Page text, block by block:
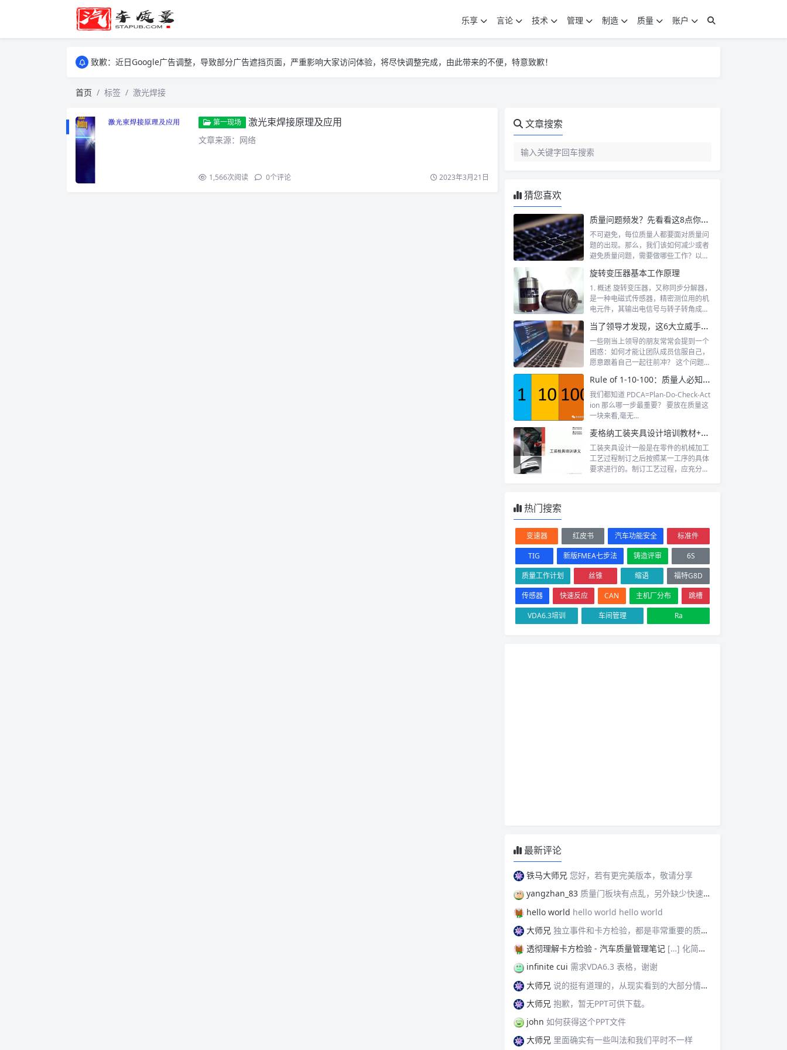
乐享 言论 技术 管理 制造 质量
账户
致歉：近日Google广告调整，导致部分广告遮挡页面，严重影响大家访问体验，将尽快调整完成，由此带来的不便，特意致歉！
致歉：近日Google广告调整，导致部分广告遮挡页面，严重影响大家访问体验，将尽快调整完成，由此带来的不便，特意致歉！
首页 标签 激光焊接
第一现场 激光束焊接原理及应用
文章来源：网络
1,566次阅读 0个评论 2023年3月21日
文章搜索
猜您喜欢
质量问题频发？先看看这8点你做到没
不可避免，每位质量人都要面对质量问
题的出现。那么，我们该如何减少或者
避免质量问题，需要做哪些工作？以下
旋转变压器基本工作原理
1. 概述 旋转变压器，又称同步分解器，
是一种电磁式传感器，精密测位用的机
电元件，其输出电信号与转子转角成某
当了领导才发现，这6大立威手段必须用
一些刚当上领导的朋友常常会提到一个
困惑：如何才能让团队成员信服自己，
愿意跟着自己一起往前冲？ 这个问题，
Rule of 1-10-100：质量人必知之法则
我们都知道 PDCA=Plan-Do-Check-Act
ion 那么哪一步最重要？ 要放在质量这
一块来看,毫无...
麦格纳工装夹具设计培训教材+要点总结
工装夹具设计一般是在零件的机械加工
工艺过程制订之后按照某一工序的具体
要求进行的。制订工艺过程，应充分考
热门搜索
变速器 红皮书 汽车功能安全
标准件
TIG
新版FMEA七步法 铸造评审
6S
质量工作计划
丝锥 缩语
福特G8D
传感器
快速反应 CAN 主机厂分布
跳槽
VDA6.3培训
车间管理 Ra
最新评论
铁马大师兄 您好，若有更完美版本，敬请分享
yangzhan_83 质量门板块有点乱，另外缺少快速反应板块。
hello world hello world hello world
大师兄 独立事件和卡方检验，都是非常重要的质量管理概念，挺难理解的。
透彻理解卡方检验 - 汽车质量管理笔记 […] 化简后的式子是我们在卡方检验中需要用到的式子，所以请大家牢记！对于上述式子有疑惑的读者可以学习基础的概率论，也可以参考我之前写的一篇关于独立的文章（《【直观数学】如何理解两事件间的独立关系》）。如果没有问题的话，我们可以进入到卡方检验原理与步骤的主体介绍部分！ […]
infinite cui 需求VDA6.3 表格，谢谢
大师兄 说的挺有道理的，从现实看到的大部分情况，做技术的人都比较直，对技术的一丝不苟，容易在遇到需要展现管理能力的时候，就会表现出短板来。管理需要授权，更多应该思考团队、部门间，人员发展，对未来的变化做出应对等的能力。
大师兄 抱歉，暂无PPT可供下载。
john 如何获得这个PPT文件
大师兄 里面确实有一些叫法和我们平时不一样